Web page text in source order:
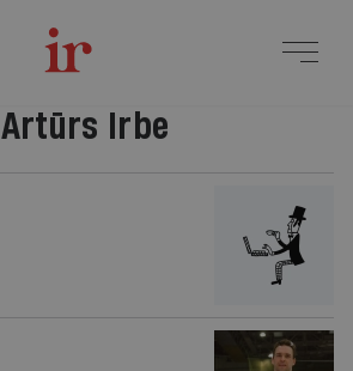
Artūrs Irbe